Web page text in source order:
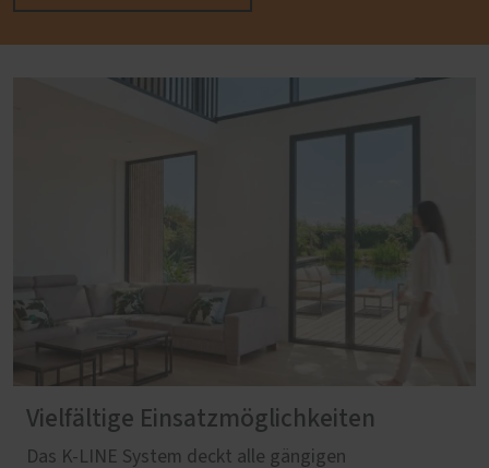
Vielfältige Einsatzmöglichkeiten
Das K-LINE System deckt alle gängigen